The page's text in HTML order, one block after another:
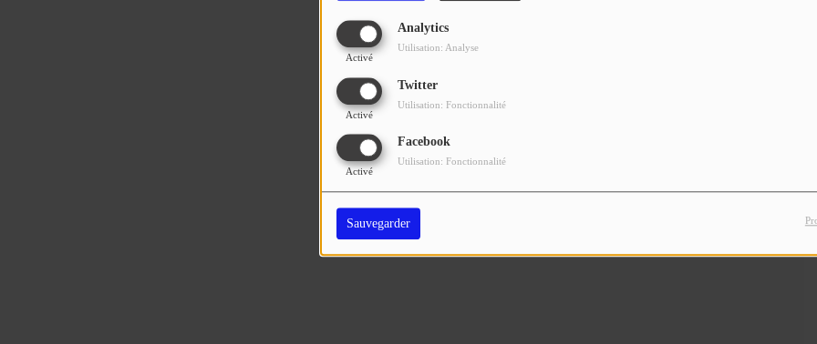
Analytics
Activé
Utilisation: Analyse
Twitter
Activé
Utilisation: Fonctionnalité
Facebook
Activé
Utilisation: Fonctionnalité
Sauvegarder